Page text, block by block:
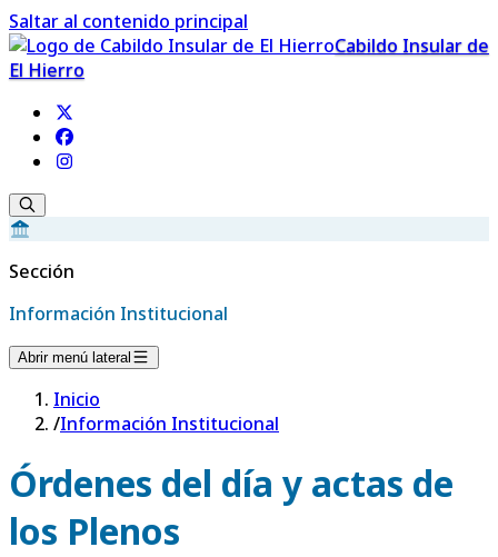
Saltar al contenido principal
Cabildo Insular de
El Hierro
Sección
Información Institucional
Abrir menú lateral
Inicio
/Información Institucional
Órdenes del día y actas de
los Plenos